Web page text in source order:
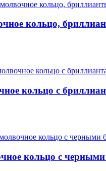
кольцо,
кольцо с
кольцо с